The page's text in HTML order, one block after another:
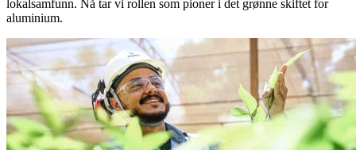
lokalsamfunn. Nå tar vi rollen som pioner i det grønne skiftet for
aluminium.